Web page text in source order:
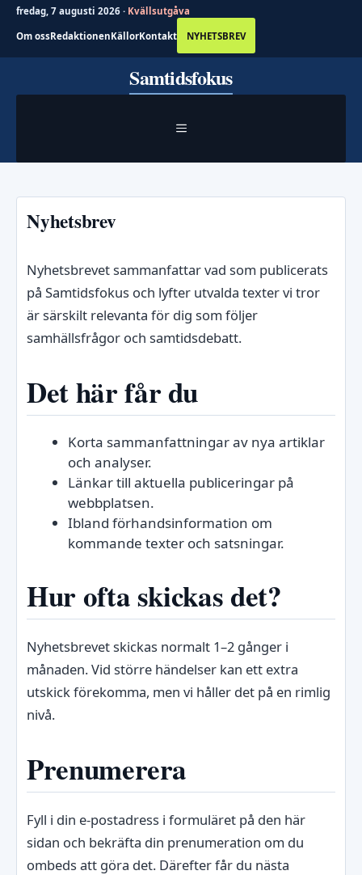
fredag, 7 augusti 2026 · Kvällsutgåva
Om ossRedaktionenKällorKontakt NYHETSBREV
Samtidsfokus
MENY
Nyhetsbrev
Nyhetsbrevet sammanfattar vad som publicerats
på Samtidsfokus och lyfter utvalda texter vi tror
är särskilt relevanta för dig som följer
samhällsfrågor och samtidsdebatt.
Det här får du
Korta sammanfattningar av nya artiklar
och analyser.
Länkar till aktuella publiceringar på
webbplatsen.
Ibland förhandsinformation om
kommande texter och satsningar.
Hur ofta skickas det?
Nyhetsbrevet skickas normalt 1–2 gånger i
månaden. Vid större händelser kan ett extra
utskick förekomma, men vi håller det på en rimlig
nivå.
Prenumerera
Fyll i din e-postadress i formuläret på den här
sidan och bekräfta din prenumeration om du
ombeds att göra det. Därefter får du nästa